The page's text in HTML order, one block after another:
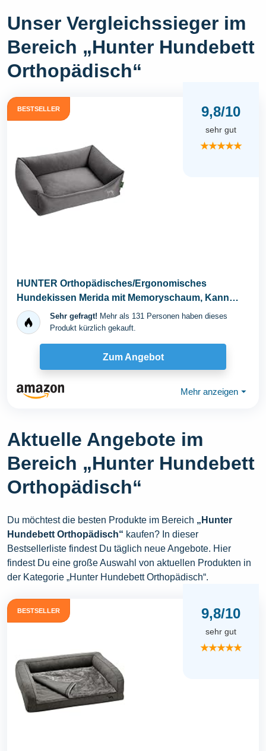
Unser Vergleichssieger im
Bereich „Hunter Hundebett
Orthopädisch“
BESTSELLER 9,8/10
sehr gut
★★★★★
HUNTER Orthopädisches/Ergonomisches
Hundekissen Merida mit Memoryschaum, Kann
eine gelenk- und...
Sehr gefragt! Mehr als 131 Personen haben dieses
Produkt kürzlich gekauft.
Zum Angebot
Mehr anzeigen ⏷
Aktuelle Angebote im
Bereich „Hunter Hundebett
Orthopädisch“
Du möchtest die besten Produkte im Bereich „Hunter
Hundebett Orthopädisch“ kaufen? In dieser
Bestsellerliste findest Du täglich neue Angebote. Hier
findest Du eine große Auswahl von aktuellen Produkten in
der Kategorie „Hunter Hundebett Orthopädisch“.
BESTSELLER 9,8/10
sehr gut
★★★★★